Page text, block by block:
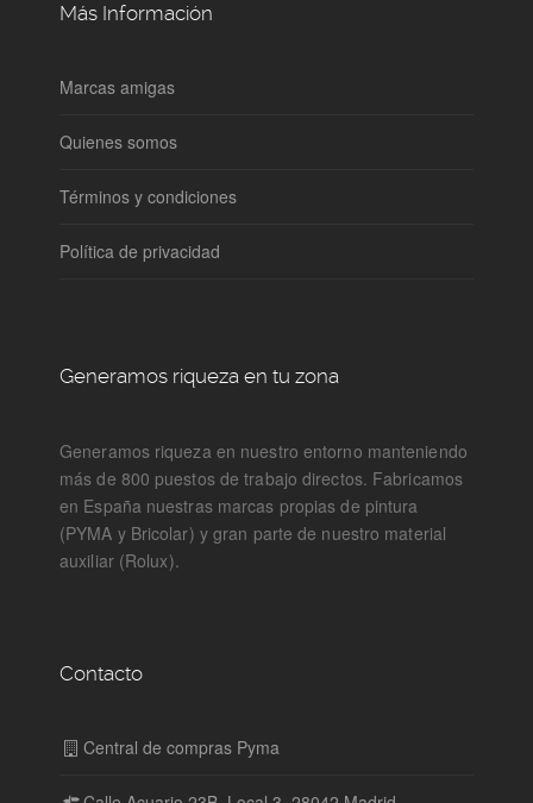
Más Información
Marcas amigas
Quienes somos
Términos y condiciones
Política de privacidad
Generamos riqueza en tu zona
Generamos riqueza en nuestro entorno manteniendo
más de 800 puestos de trabajo directos. Fabricamos
en España nuestras marcas propias de pintura
(PYMA y Bricolar) y gran parte de nuestro material
auxiliar (Rolux).
Contacto
Central de compras Pyma